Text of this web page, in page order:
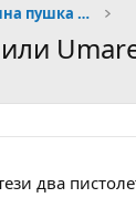
Начинаещи, избор на въздушна пушка или пистолет
два